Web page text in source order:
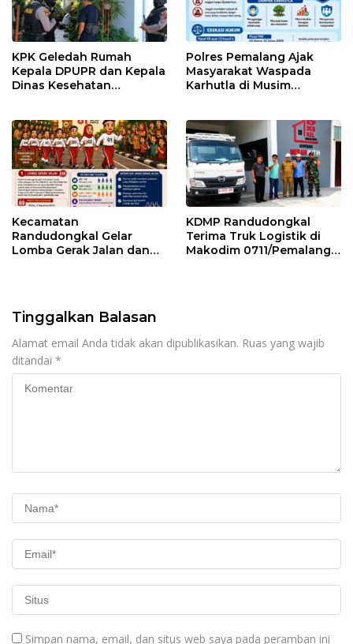
KPK Geledah Rumah
Kepala DPUPR dan Kepala
Dinas Kesehatan
Polres Pemalang Ajak
Masyarakat Waspada
Karhutla di Musim
Kecamatan
Randudongkal Gelar
Lomba Gerak Jalan dan
KDMP Randudongkal
Terima Truk Logistik di
Makodim 0711/Pemalang
Tinggalkan Balasan
Alamat email Anda tidak akan dipublikasikan. Ruas yang wajib
ditandai *
Simpan nama, email, dan situs web saya pada peramban ini